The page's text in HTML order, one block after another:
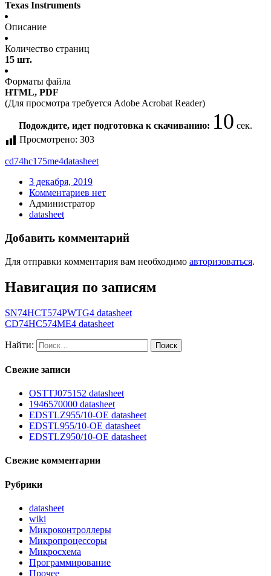
Texas Instruments
Описание
Количество страниц
15 шт.
Форматы файла
HTML, PDF
(Для просмотра требуется Adobe Acrobat Reader)
Подождите, идет подготовка к скачиванию: 10 сек.
Просмотрено: 303
cd74hc175me4datasheet
3 декабря, 2019
Комментариев нет
Администратор
datasheet
Добавить комментарий
Для отправки комментария вам необходимо авторизоваться.
Навигация по записям
SN74HCT574PWTG4 datasheet
CD74HC574ME4 datasheet
Найти:
Свежие записи
OSTTJ075152 datasheet
1946570000 datasheet
EDSTLZ955/10-OE datasheet
EDSTL955/10-OE datasheet
EDSTLZ950/10-OE datasheet
Свежие комментарии
Рубрики
datasheet
wiki
Микроконтроллеры
Микропроцессоры
Микросхема
Программирование
Прочее